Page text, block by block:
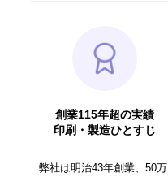
創業115年超の実績
印刷・製造ひとすじ
弊社は明治43年創業、50万